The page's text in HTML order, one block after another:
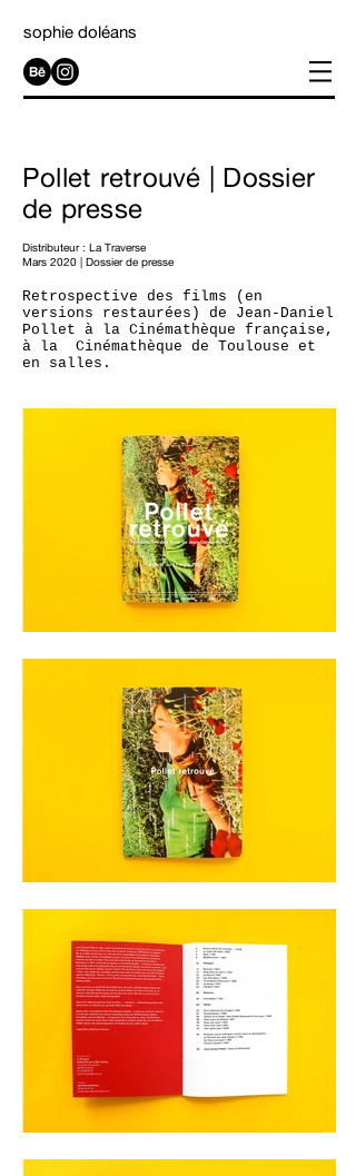
sophie doléans
Pollet retrouvé | Dossier
de presse
Distributeur : La Traverse
Mars 2020 | Dossier de presse
Retrospective des films (en
versions restaurées) de Jean-Daniel
Pollet à la Cinémathèque française,
à la Cinémathèque de Toulouse et
en salles.